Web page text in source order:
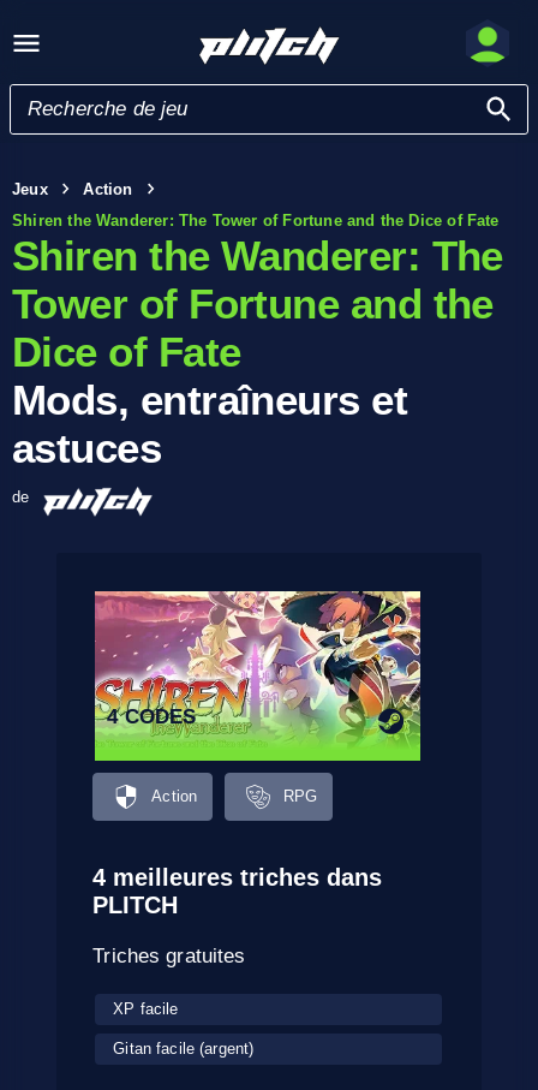
Jeux
Action
Shiren the Wanderer: The Tower of Fortune and the Dice of Fate
Shiren the Wanderer: The
Tower of Fortune and the
Dice of Fate
Mods, entraîneurs et
astuces
de
4 CODES
Action RPG
4 meilleures triches dans
PLITCH
Triches gratuites
XP facile
Gitan facile (argent)